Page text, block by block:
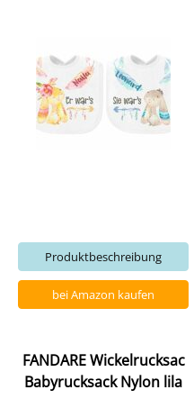
Produktbeschreibung
bei Amazon kaufen
FANDARE Wickelrucksac
Babyrucksack Nylon lila